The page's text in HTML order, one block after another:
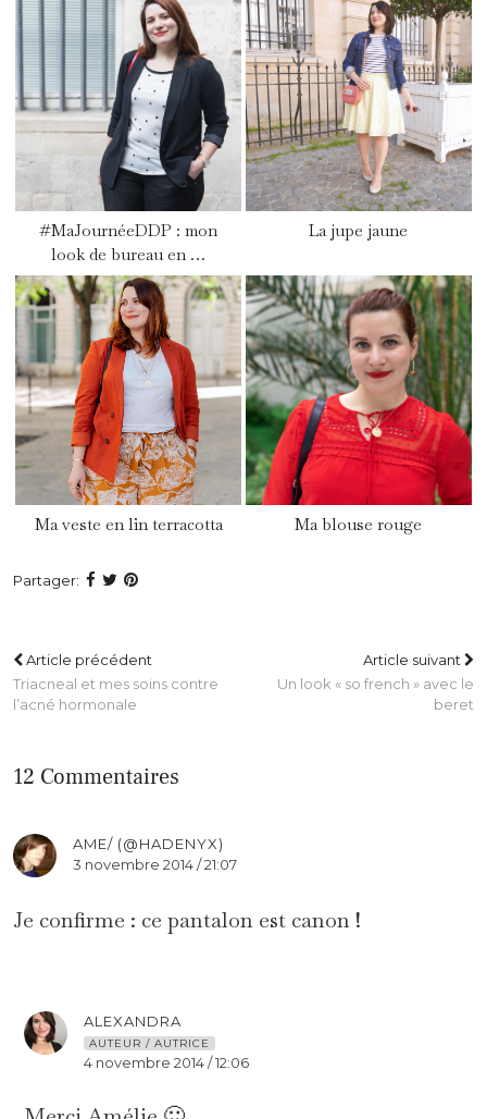
#MaJournéeDDP : mon
look de bureau en …
La jupe jaune
Ma veste en lin terracotta Ma blouse rouge
Partager:
Article précédent
Triacneal et mes soins contre
l’acné hormonale
Article suivant
Un look « so french » avec le
beret
12 Commentaires
AME/ (@HADENYX)
3 novembre 2014 / 21:07
Je confirme : ce pantalon est canon !
ALEXANDRA
AUTEUR / AUTRICE
4 novembre 2014 / 12:06